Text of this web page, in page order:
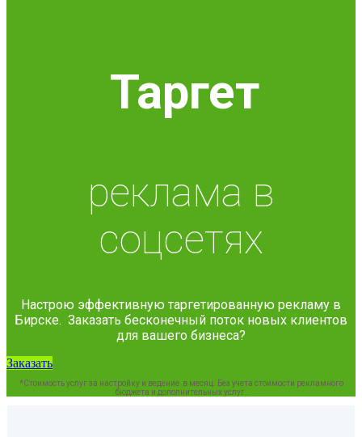
Таргет
реклама в
соцсетях
Настрою эффективную таргетированную рекламу в
Бирске. Заказать бесконечный поток новых клиентов
для вашего бизнеса?
Заказать
*Стоимость услуг за настройку и ведение в месяц. Без учета стоимости рекламного
бюджета и дополнительных услуг.